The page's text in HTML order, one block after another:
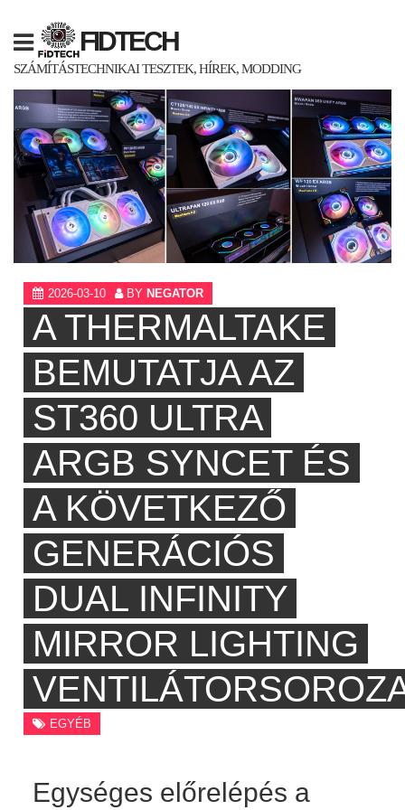
content
FIDTECH
SZÁMÍTÁSTECHNIKAI TESZTEK, HÍREK, MODDING
2026-03-10 BY NEGATOR
A THERMALTAKE
BEMUTATJA AZ
ST360 ULTRA
ARGB SYNCET ÉS
A KÖVETKEZŐ
GENERÁCIÓS
DUAL INFINITY
MIRROR LIGHTING
EGYÉB
Egységes előrelépés a